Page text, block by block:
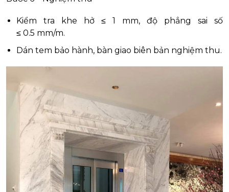
Kiểm tra khe hở ≤ 1 mm, độ phẳng sai số
≤ 0.5 mm/m.
Dán tem bảo hành, bàn giao biên bản nghiệm thu.